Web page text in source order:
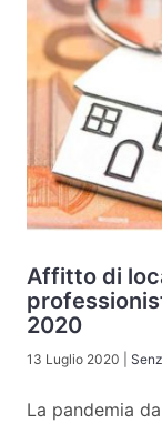
Affitto di
2020
13 Luglio 2020
La pandemia